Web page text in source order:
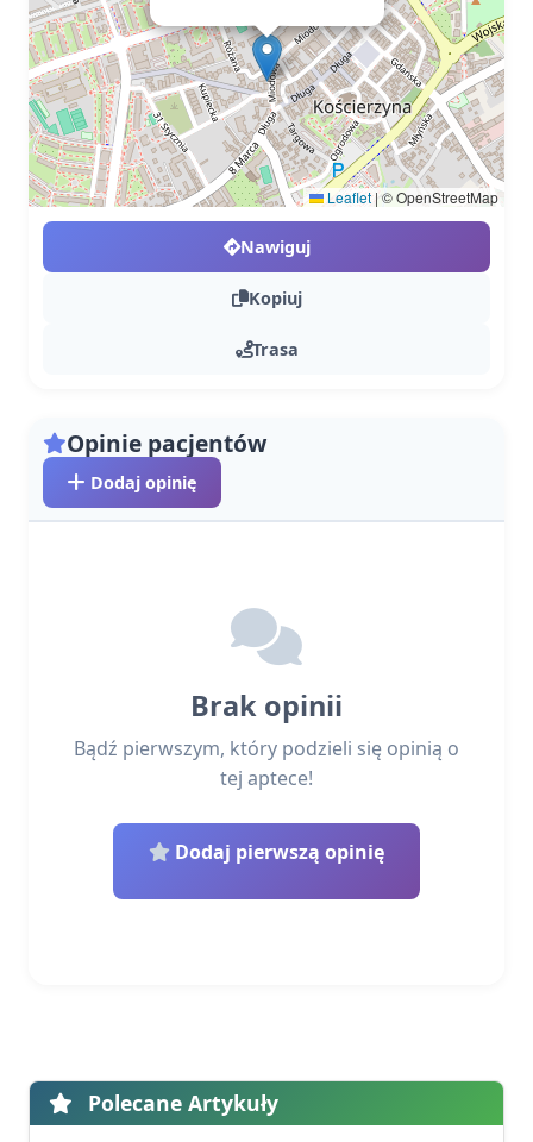
Leaflet| © OpenStreetMap
Nawiguj
Kopiuj
Trasa
Opinie pacjentów
Dodaj opinię
Brak opinii
Bądź pierwszym, który podzieli się opinią o
tej aptece!
Dodaj pierwszą opinię
Polecane Artykuły